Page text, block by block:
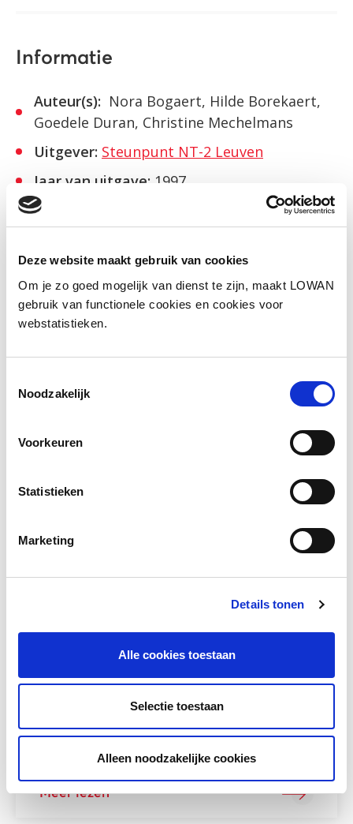
Deze website maakt gebruik van cookies
Om je zo goed mogelijk van dienst te zijn, maakt LOWAN
gebruik van functionele cookies en cookies voor
webstatistieken.
Noodzakelijk
Voorkeuren
Statistieken
Marketing
Details tonen
Alle cookies toestaan
Selectie toestaan
Alleen noodzakelijke cookies
Informatie
Auteur(s): Nora Bogaert, Hilde Borekaert,
Goedele Duran, Christine Mechelmans
Uitgever: Steunpunt NT-2 Leuven
Jaar van uitgave: 1997
ISBN:
Download
Social media
Gerelateerd lesmateriaal
Beeldverhaal over depressie
ouders uit wat depressie is. Ook vertellen...
Meer lezen